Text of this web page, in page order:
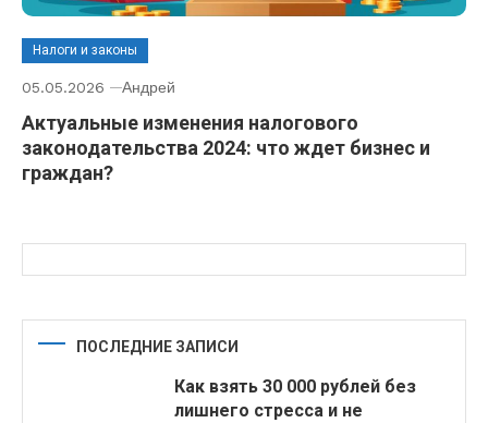
Налоги и законы
05.05.2026 Андрей
Актуальные изменения налогового
законодательства 2024: что ждет бизнес и
граждан?
ПОСЛЕДНИЕ ЗАПИСИ
Как взять 30 000 рублей без
лишнего стресса и не